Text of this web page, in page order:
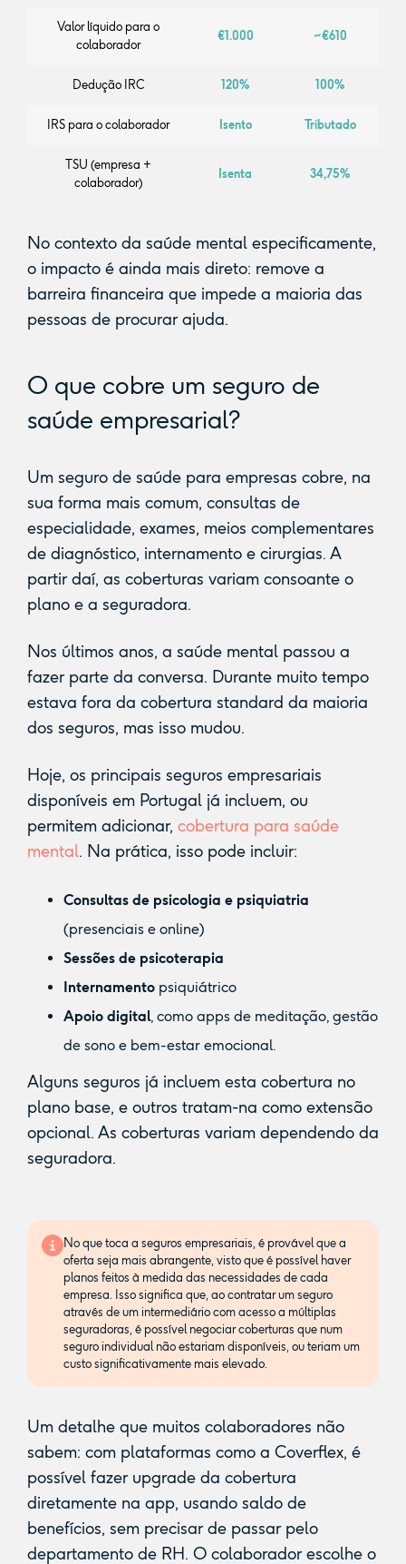
Valor líquido para o
colaborador
€1.000 ~€610
Dedução IRC 120% 100%
IRS para o colaborador Isento Tributado
TSU (empresa +
colaborador)
Isenta 34,75%
No contexto da saúde mental especificamente,
o impacto é ainda mais direto: remove a
barreira financeira que impede a maioria das
pessoas de procurar ajuda.
O que cobre um seguro de
saúde empresarial?
Um seguro de saúde para empresas cobre, na
sua forma mais comum, consultas de
especialidade, exames, meios complementares
de diagnóstico, internamento e cirurgias. A
partir daí, as coberturas variam consoante o
plano e a seguradora.
Nos últimos anos, a saúde mental passou a
fazer parte da conversa. Durante muito tempo
estava fora da cobertura standard da maioria
dos seguros, mas isso mudou.
Hoje, os principais seguros empresariais
disponíveis em Portugal já incluem, ou
permitem adicionar, cobertura para saúde
mental. Na prática, isso pode incluir:
Consultas de psicologia e psiquiatria
(presenciais e online)
Sessões de psicoterapia
Internamentopsiquiátrico
Apoio digital, como apps de meditação, gestão
de sono e bem-estar emocional.
Alguns seguros já incluem esta cobertura no
plano base, e outros tratam-na como extensão
opcional. As coberturas variam dependendo da
seguradora.
No que toca a seguros empresariais, é provável que a
oferta seja mais abrangente, visto que é possível haver
planos feitos à medida das necessidades de cada
empresa. Isso significa que, ao contratar um seguro
através de um intermediário com acesso a múltiplas
seguradoras, é possível negociar coberturas que num
seguro individual não estariam disponíveis, ou teriam um
custo significativamente mais elevado.
Um detalhe que muitos colaboradores não
sabem: com plataformas como a Coverflex, é
possível fazer upgrade da cobertura
diretamente na app, usando saldo de
benefícios, sem precisar de passar pelo
departamento de RH. O colaborador escolhe o